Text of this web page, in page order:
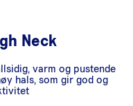
Neck
varm og pustende
hals, som gir god og